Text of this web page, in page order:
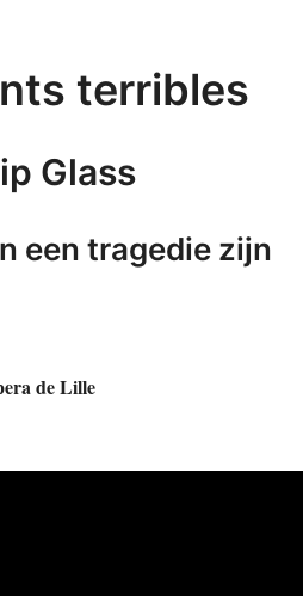
terribles
Glass
een tragedie zijn
de Lille